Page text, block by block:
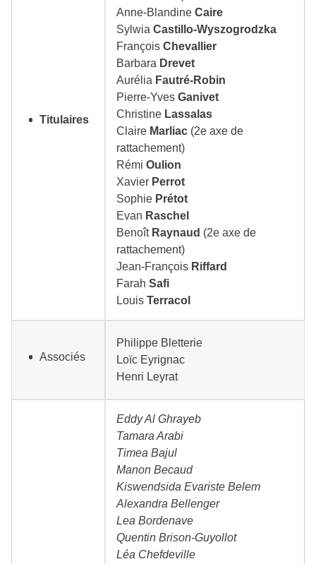
Titulaires
Anne-Blandine Caire
Sylwia Castillo-Wyszogrodzka
François Chevallier
Barbara Drevet
Aurélia Fautré-Robin
Pierre-Yves Ganivet
Christine Lassalas
Claire Marliac (2e axe de
rattachement)
Rémi Oulion
Xavier Perrot
Sophie Prétot
Evan Raschel
Benoît Raynaud (2e axe de
rattachement)
Jean-François Riffard
Farah Safi
Louis Terracol
Associés
Philippe Bletterie
Loïc Eyrignac
Henri Leyrat
Eddy Al Ghrayeb
Tamara Arabi
Timea Bajul
Manon Becaud
Kiswendsida Evariste Belem
Alexandra Bellenger
Lea Bordenave
Quentin Brison-Guyollot
Léa Chefdeville